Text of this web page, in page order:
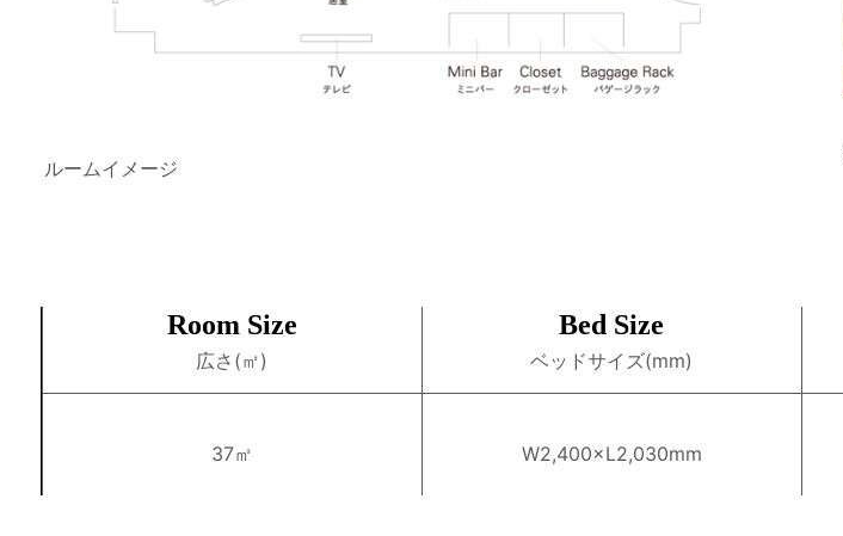
ルームイメージ
Room Size
広さ(㎡)
37㎡
Bed Size
ベッドサイズ(mm)
W2,400×L2,030mm